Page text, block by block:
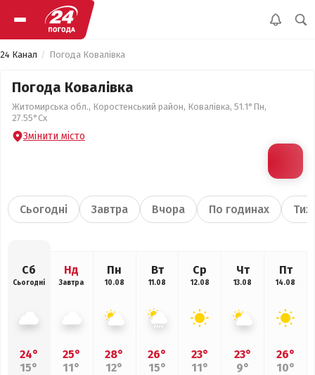
24 Канал Погода Ковалівка
Погода Ковалівка
Житомирська обл., Коростенський район, Ковалівка, 51.1°Пн,
27.55°Сх
Змінити місто
Сьогодні Завтра Вчора По годинах
Сб
Сьогодні
24°
15°
Нд
Завтра
25°
11°
Пн
10.08
28°
12°
Вт
11.08
26°
15°
Ср
12.08
23°
11°
Чт
13.08
23°
9°
Пт
14.08
26°
10°